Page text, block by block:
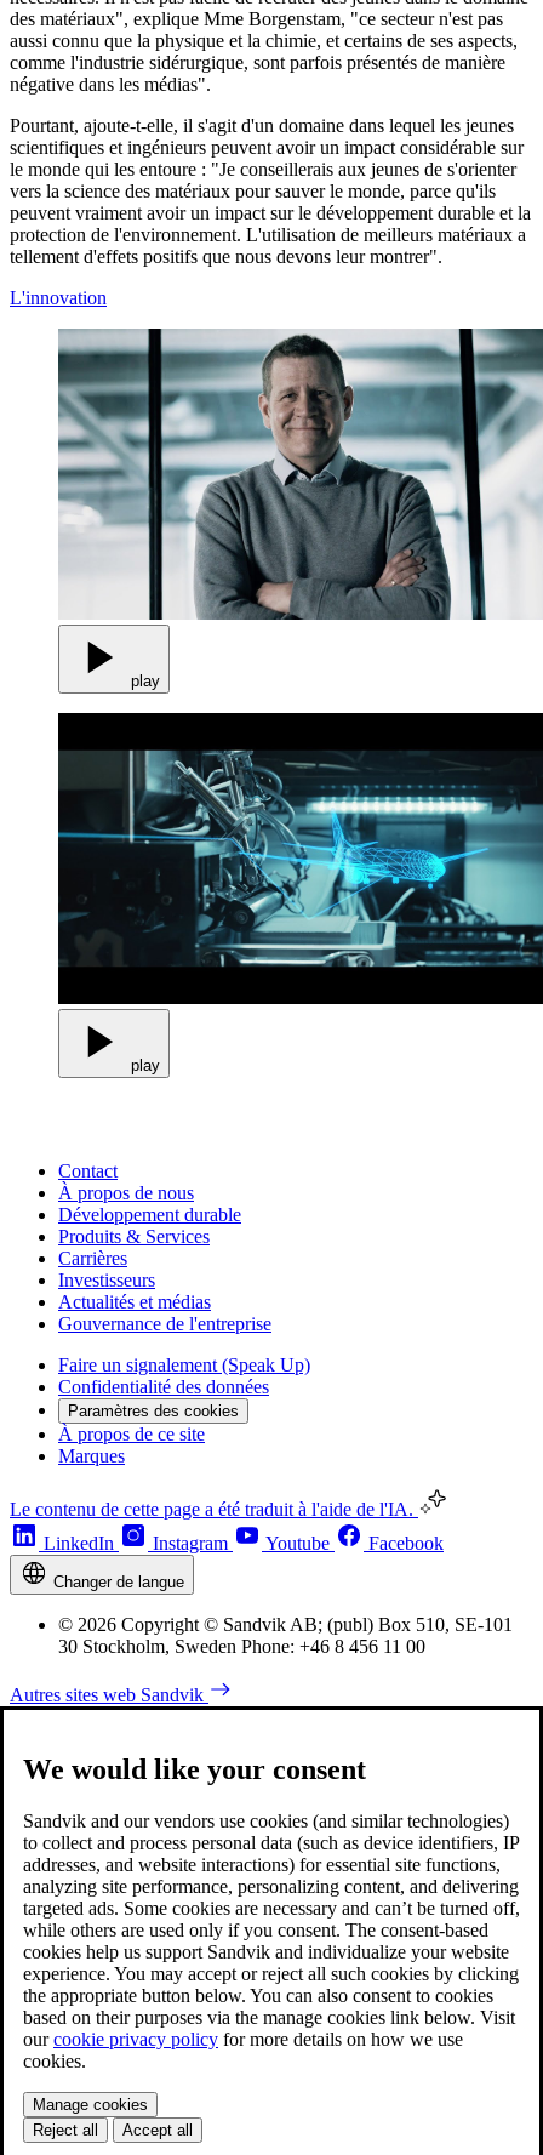
des matériaux", explique Mme Borgenstam, "ce secteur n'est pas
aussi connu que la physique et la chimie, et certains de ses aspects,
comme l'industrie sidérurgique, sont parfois présentés de manière
négative dans les médias".
Pourtant, ajoute-t-elle, il s'agit d'un domaine dans lequel les jeunes
scientifiques et ingénieurs peuvent avoir un impact considérable sur
le monde qui les entoure : "Je conseillerais aux jeunes de s'orienter
vers la science des matériaux pour sauver le monde, parce qu'ils
peuvent vraiment avoir un impact sur le développement durable et la
protection de l'environnement. L'utilisation de meilleurs matériaux a
tellement d'effets positifs que nous devons leur montrer".
L'innovation
play
play
Contact
À propos de nous
Développement durable
Produits & Services
Carrières
Investisseurs
Actualités et médias
Gouvernance de l'entreprise
Faire un signalement (Speak Up)
Confidentialité des données
Paramètres des cookies
À propos de ce site
Marques
Le contenu de cette page a été traduit à l'aide de l'IA.
LinkedIn
Instagram Youtube Facebook
Changer de langue
© 2026 Copyright © Sandvik AB; (publ) Box 510, SE-101
30 Stockholm, Sweden Phone: +46 8 456 11 00
Autres sites web Sandvik
We would like your consent
Sandvik and our vendors use cookies (and similar technologies)
to collect and process personal data (such as device identifiers, IP
addresses, and website interactions) for essential site functions,
analyzing site performance, personalizing content, and delivering
targeted ads. Some cookies are necessary and can’t be turned off,
while others are used only if you consent. The consent-based
cookies help us support Sandvik and individualize your website
experience. You may accept or reject all such cookies by clicking
the appropriate button below. You can also consent to cookies
based on their purposes via the manage cookies link below. Visit
ourcookie privacy policy for more details on how we use
cookies.
Manage cookies
Reject all
Accept all